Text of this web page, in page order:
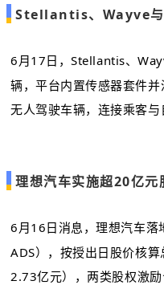
Stellantis、Wayve
6月17日，Stellantis、
辆，平台内置传感器套件
无人驾驶车辆，连接乘客
理想汽车实施超20亿元
6月16日消息，理想汽车落
ADS），按授出日股价核
2.73亿元），两类股权激励